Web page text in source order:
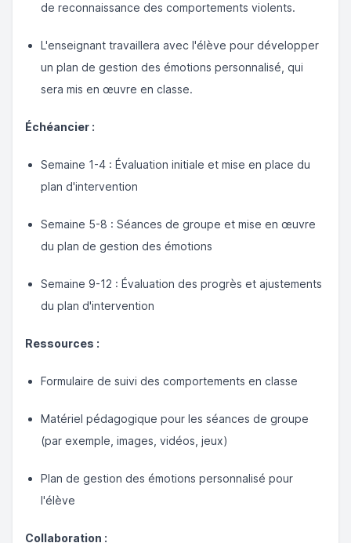
de reconnaissance des comportements violents.
L'enseignant travaillera avec l'élève pour développer
un plan de gestion des émotions personnalisé, qui
sera mis en œuvre en classe.
Échéancier :
Semaine 1-4 : Évaluation initiale et mise en place du
plan d'intervention
Semaine 5-8 : Séances de groupe et mise en œuvre
du plan de gestion des émotions
Semaine 9-12 : Évaluation des progrès et ajustements
du plan d'intervention
Ressources :
Formulaire de suivi des comportements en classe
Matériel pédagogique pour les séances de groupe
(par exemple, images, vidéos, jeux)
Plan de gestion des émotions personnalisé pour
l'élève
Collaboration :